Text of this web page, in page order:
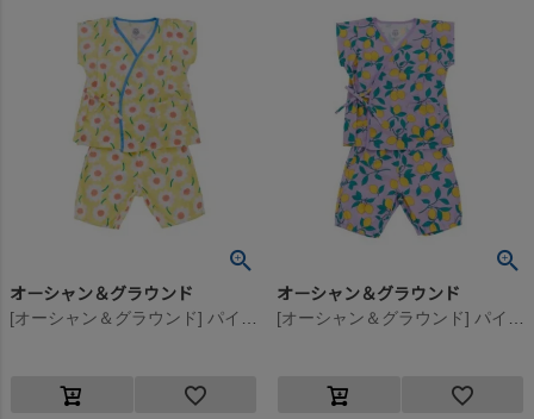
オーシャン＆グラウンド オーシャン＆グラウンド